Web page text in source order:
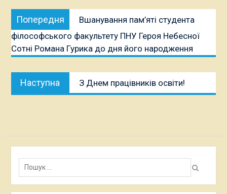
Навігація
записів
Попередня
публікація:
Вшанування пам’яті студента
філософського факультету ПНУ Героя Небесної
Сотні Романа Гурика до дня його народження
Наступна
публікація:
З Днем працівників освіти!
Пошук: